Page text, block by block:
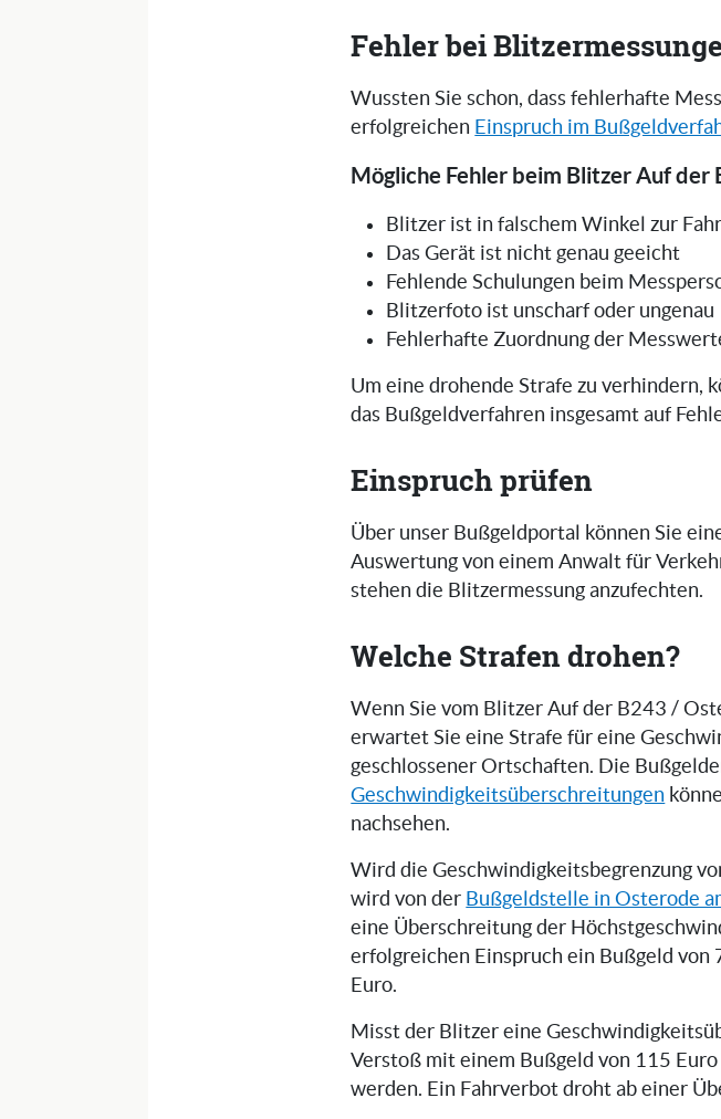
Fehler bei
Wussten Sie schon, dass fehlerhafte
erfolgreichen Einspruch im
Mögliche Fehler beim Blitzer Auf
Blitzer ist in falschem Winkel zur
Das Gerät ist nicht genau geeicht
Fehlende Schulungen beim
Blitzerfoto ist unscharf oder ungenau
Fehlerhafte Zuordnung der
Um eine drohende Strafe zu verhindern,
das Bußgeldverfahren insgesamt auf
Einspruch prüfen
Über unser Bußgeldportal können Sie
Auswertung von einem Anwalt für
stehen die Blitzermessung anzufechten.
Welche Strafen drohen?
Wenn Sie vom Blitzer Auf der B243 /
erwartet Sie eine Strafe für eine
geschlossener Ortschaften. Die
Geschwindigkeitsüberschreitungen
nachsehen.
Wird die Geschwindigkeitsbegrenzung
wird von der Bußgeldstelle in Osterode
eine Überschreitung der
erfolgreichen Einspruch ein Bußgeld von
Euro.
Misst der Blitzer eine
Verstoß mit einem Bußgeld von 115
werden. Ein Fahrverbot droht ab einer